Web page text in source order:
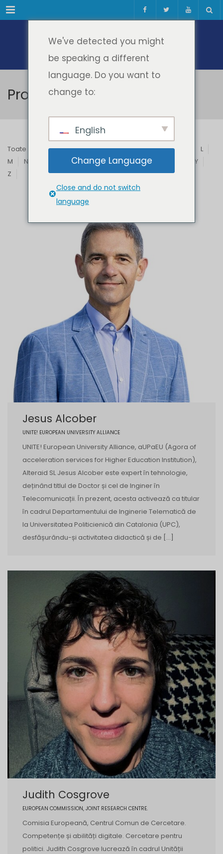
Meniul
Profesori & Invitați
Toate B C D E F G H I J
L
M
N Q R S T U V
Y
Z
Jesus Alcober
UNITE! EUROPEAN UNIVERSITY ALLIANCE
UNITE! European University Alliance, aUPaEU (Agora of
acceleration services for Higher Education Institution),
Alteraid SL Jesus Alcober este expert în tehnologie,
deținând titlul de Doctor și cel de Inginer în
Telecomunicații. În prezent, acesta activează ca titular
în cadrul Departamentului de Inginerie Telematică de
la Universitatea Politicienică din Catalonia (UPC),
desfășurându-și activitatea didactică și de […]
Judith Cosgrove
EUROPEAN COMMISSION, JOINT RESEARCH CENTRE.
Comisia Europeană, Centrul Comun de Cercetare.
Competențe și abilități digitale. Cercetare pentru
politici. Judith Cosgrove lucrează în cadrul Unității
We've detected you might
be speaking a different
language. Do you want to
change to:
English
Change Language
Close and do not switch
language